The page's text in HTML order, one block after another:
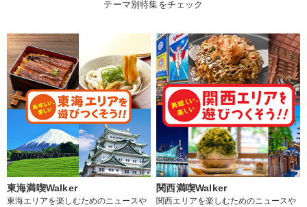
テーマ別特集をチェック
東海満喫Walker
東海エリアを楽しむためのニュースや
関西満喫Walker
関西エリアを楽しむためのニュースや